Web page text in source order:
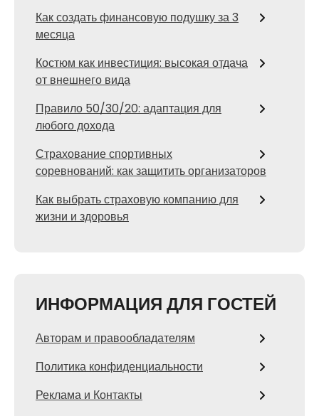
Как создать финансовую подушку за 3
месяца
Костюм как инвестиция: высокая отдача
от внешнего вида
Правило 50/30/20: адаптация для
любого дохода
Страхование спортивных
соревнований: как защитить организаторов
Как выбрать страховую компанию для
жизни и здоровья
ИНФОРМАЦИЯ ДЛЯ ГОСТЕЙ
Авторам и правообладателям
Политика конфиденциальности
Реклама и Контакты